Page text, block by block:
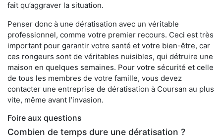
fait qu’aggraver la situation.
Penser donc à une dératisation avec un véritable
professionnel, comme votre premier recours. Ceci est très
important pour garantir votre santé et votre bien-être, car
ces rongeurs sont de véritables nuisibles, qui détruire une
maison en quelques semaines. Pour votre sécurité et celle
de tous les membres de votre famille, vous devez
contacter une entreprise de dératisation à Coursan au plus
vite, même avant l’invasion.
Foire aux questions
Combien de temps dure une dératisation ?